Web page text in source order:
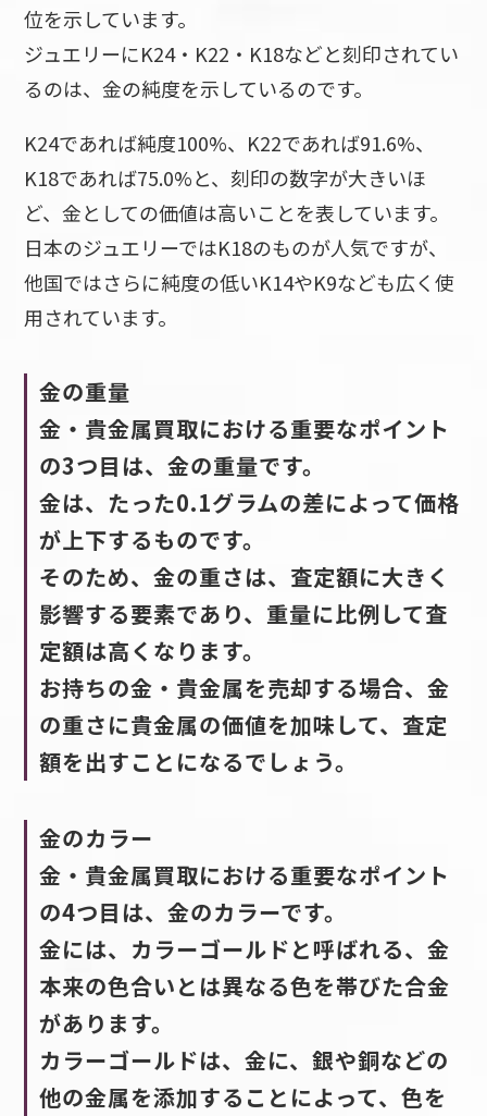
位を示しています。
ジュエリーにK24・K22・K18などと刻印されてい
るのは、金の純度を示しているのです。
K24であれば純度100%、K22であれば91.6%、
K18であれば75.0%と、刻印の数字が大きいほ
ど、金としての価値は高いことを表しています。
日本のジュエリーではK18のものが人気ですが、
他国ではさらに純度の低いK14やK9なども広く使
用されています。
金の重量
金・貴金属買取における重要なポイント
の3つ目は、金の重量です。
金は、たった0.1グラムの差によって価格
が上下するものです。
そのため、金の重さは、査定額に大きく
影響する要素であり、重量に比例して査
定額は高くなります。
お持ちの金・貴金属を売却する場合、金
の重さに貴金属の価値を加味して、査定
額を出すことになるでしょう。
金のカラー
金・貴金属買取における重要なポイント
の4つ目は、金のカラーです。
金には、カラーゴールドと呼ばれる、金
本来の色合いとは異なる色を帯びた合金
があります。
カラーゴールドは、金に、銀や銅などの
他の金属を添加することによって、色を